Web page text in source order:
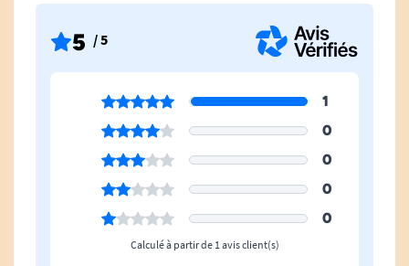
5 / 5
1
0
0
0
0
Calculé à partir de 1 avis client(s)